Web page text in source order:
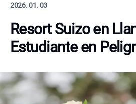
2026. 01. 03
Resort Suizo en
Estudiante en